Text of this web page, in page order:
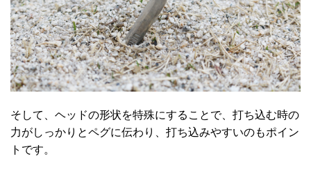
そして、ヘッドの形状を特殊にすることで、打ち込む時の
力がしっかりとペグに伝わり、打ち込みやすいのもポイン
トです。